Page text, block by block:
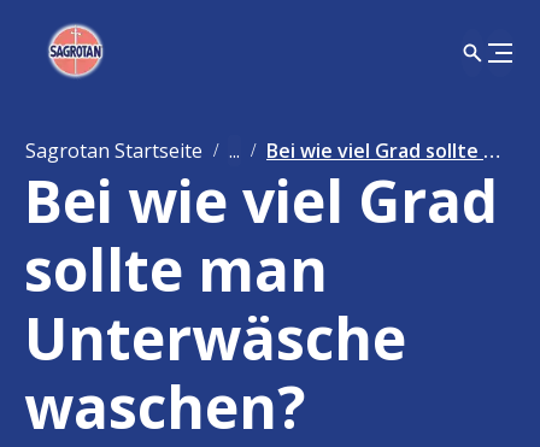
Sagrotan Startseite ... Bei wie viel Grad sollte man Unterwäsche waschen?
Bei wie viel Grad
sollte man
Unterwäsche
waschen?